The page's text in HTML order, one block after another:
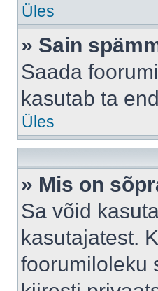
Üles
» Sain
Saada
kasutab ta
Üles
» Mis on
Sa võid
kasutajatest.
foorumiloleku